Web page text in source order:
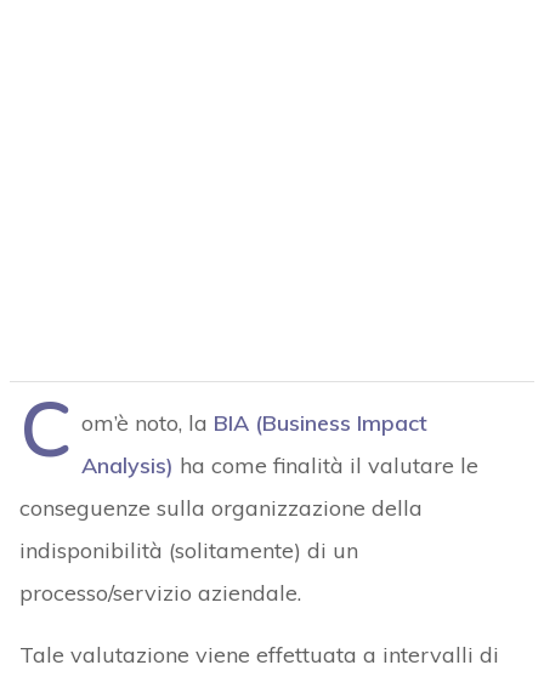
C om’è noto, la BIA (Business Impact
Analysis) ha come finalità il valutare le
conseguenze sulla organizzazione della
indisponibilità (solitamente) di un
processo/servizio aziendale.
Tale valutazione viene effettuata a intervalli di